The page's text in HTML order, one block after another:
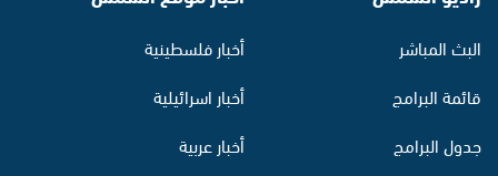
البث المباشر
قائمة البرامج
جدول البرامج
أخبار فلسطينية
أخبار اسرائيلية
أخبار عربية